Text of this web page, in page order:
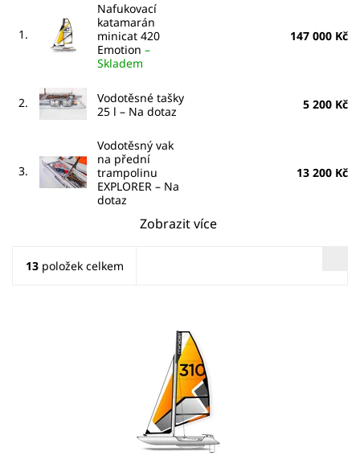
1.
Nafukovací
katamarán
minicat 420
Emotion –
Skladem
147 000 Kč
2.
Vodotěsné tašky
25 l – Na dotaz 5 200 Kč
3.
Vodotěsný vak
na přední
trampolinu
EXPLORER – Na
dotaz
13 200 Kč
Zobrazit více
13 položek celkem
RELAX | JEDNODUCHOST | BEZPEČNOST Modernizovaný
model 2022 Zjednodušená a zkrácená montáž | nižší
hmotnost | větší průměr plováků | lepší plavební